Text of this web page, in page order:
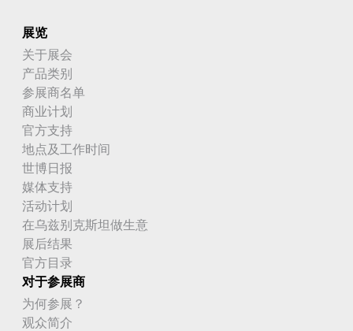
展览
关于展会
产品类别
参展商名单
商业计划
官方支持
地点及工作时间
世博日报
媒体支持
活动计划
在乌兹别克斯坦做生意
展后结果
官方目录
对于参展商
为何参展？
观众简介